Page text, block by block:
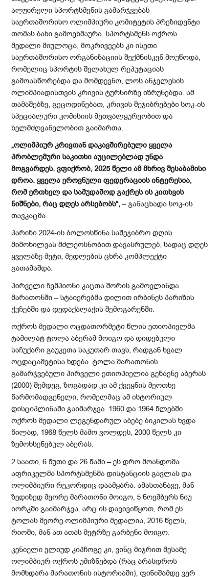
ალჟირელი სპორტსმენის გამარჯვებას
საერთაშორისო ოლიმპიური კომიტეტის პრეზიდენტი
თომას ბახი გამოეხმაურა, სპორტსმენს ოქროს
მედალი მიულოცა, მოკრივეებს კი ისეთი
საერთაშორისო ორგანიზაციის შექმნისკენ მოუწოდა,
რომელიც სპორტის შელახულ რეპუტაციას
გამოასწორებდა და მომდევნო, ლოს ანჯელესის
ოლიმპიადისთვის კრივის ტურნირზე იზრუნებდა. ამ
თამაშებზე, გეცოდინებათ, კრივის შეჯიბრებები სოკ-ის
სპეციალური კომისიის მეთვალყურეობით და
ხელმძღვანელობით გაიმართა.
„ოლიმპიურ კრივთან დაკავშირებული ყველა
პრობლემური საკითხი აუცილებლად უნდა
მოგვარდეს. ვფიქრობ, 2025 წელი ამ მხრივ შესაბამისი
დროა. ყველა ეროვნული ფედერაციის ინტერესია,
რომ ერთხელ და სამუდამოდ გაქრეს ის კითხვის
ნიშნები, რაც დღეს არსებობს“,– განაცხადა სოკ-ის
თავკაცმა.
პარიზი 2024-ის ბოლოსწინა საშეჯიბრო დღის
მიმოხილვას მძლეოსნობით დავასრულებ, სადაც დღეს
ყველაზე მეტი, მედლების ცხრა კომპლექტი
გათამაშდა.
პირველი ჩემპიონი კაცთა შორის გამოვლინდა
მარათონში – სტაიერებმა დილით ირბინეს პარიზის
ქუჩებში და დედაქალაქის შემოგარენში.
ოქროს მედალი ოცდათორმეტი წლის ეთიოპიელმა
ტამილატ ტოლა აბერამ მოიგო და დიდებული
საჩუქარი გაუკეთა საკუთარ თავს, რადგან ხვალ
ოცდაცამეტისა ხდება. ტოლა მარათონის
გამარჯვებული პირველი ეთიოპიელია გეზაენე აბერას
(2000) შემდეგ, ზოგადად კი ამ ქვეყნის მეოთხე
წარმომადგენელი, რომელმაც ამ ისტორიულ
დისციპლინაში გაიმარჯვა. 1960 და 1964 წლებში
ოქროს მედალი ლეგენდარულ აბებე ბიკილას ხვდა
წილად, 1968 წელს მამო ვოლდეს, 2000 წელს კი
ზემოხსენებულ აბერას.
2 საათი, 6 წუთი და 26 წამი – ეს დრო მოანდომა
აფრიკელმა სპორტსმენმა დისტანციის გავლას და
ოლიმპიური რეკორდიც დაამყარა. ამასთანავე, მან
ზედიზედ მეორე მარათონი მოიგო, 5 ნოემბერს ნიუ
იორკში გაიმარჯვა. არც ის დავივიწყოთ, რომ ეს
ტოლას მეორე ოლიმპიური მედალია, 2016 წელს,
რიოში, მან ათ ათას მეტრზე გარბენი მოიგო.
კენიელი ელიუდ კიპჩოგე კი, ვინც მიჯრით მესამე
ოლიმპიურ ოქროს უმიზნებდა (რაც არასდროს
მომხდარა მარათონის ისტორიაში), ფინიშამდე ვერ